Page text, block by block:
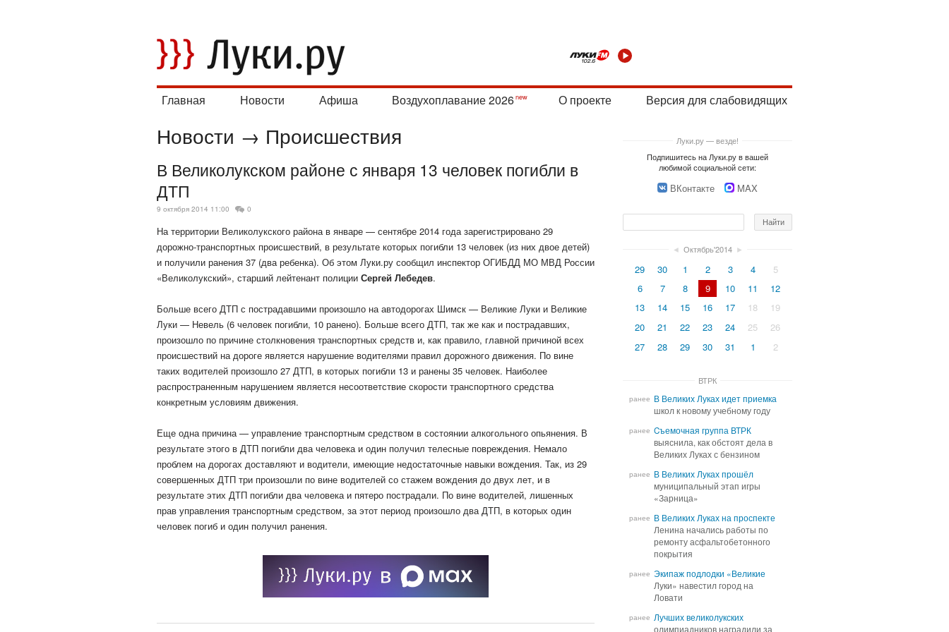
Главная Новости Афиша Воздухоплавание 2026 О проекте Версия для слабовидящих
Новости → Происшествия
В Великолукском районе с января 13 человек погибли в
ДТП
9 октября 2014 11:00 0
На территории Великолукского района в январе — сентябре 2014 года зарегистрировано 29
дорожно-транспортных происшествий, в результате которых погибли 13 человек (из них двое детей)
и получили ранения 37 (два ребенка). Об этом Луки.ру сообщил инспектор ОГИБДД МО МВД России
«Великолукский», старший лейтенант полиции Сергей Лебедев.
Больше всего ДТП с пострадавшими произошло на автодорогах Шимск — Великие Луки и Великие
Луки — Невель (6 человек погибли, 10 ранено). Больше всего ДТП, так же как и пострадавших,
произошло по причине столкновения транспортных средств и, как правило, главной причиной всех
происшествий на дороге является нарушение водителями правил дорожного движения. По вине
таких водителей произошло 27 ДТП, в которых погибли 13 и ранены 35 человек. Наиболее
распространенным нарушением является несоответствие скорости транспортного средства
конкретным условиям движения.
Еще одна причина — управление транспортным средством в состоянии алкогольного опьянения. В
результате этого в ДТП погибли два человека и один получил телесные повреждения. Немало
проблем на дорогах доставляют и водители, имеющие недостаточные навыки вождения. Так, из 29
совершенных ДТП три произошли по вине водителей со стажем вождения до двух лет, и в
результате этих ДТП погибли два человека и пятеро пострадали. По вине водителей, лишенных
прав управления транспортным средством, за этот период произошло два ДТП, в которых один
человек погиб и один получил ранения.
Луки.ру — везде!
Подпишитесь на Луки.ру в вашей
любимой социальной сети:
ВКонтакте MAX
◄ Октябрь'2014 ►
29 30 1 2 3 4
5
6
7 8 9 10 11
12
13
14 15 16 17 18
19
20
21 22 23 24 25
26
27
28 29 30 31 1 2
ВТРК
ранее В Великих Луках идет приемка
школ к новому учебному году
В Великих Луках идет приемка
школ к новому учебному году
ранее Cъемочная группа ВТРК
выяснила, как обстоят дела в
Великих Луках с бензином
Cъемочная группа ВТРК
выяснила, как обстоят дела в
Великих Луках с бензином
ранее В Великих Луках прошёл
муниципальный этап игры
«Зарница»
В Великих Луках прошёл
муниципальный этап игры
«Зарница»
ранее В Великих Луках на проспекте
Ленина начались работы по
ремонту асфальтобетонного
покрытия
В Великих Луках на проспекте
Ленина начались работы по
ремонту асфальтобетонного
покрытия
ранее Экипаж подлодки «Великие
Луки» навестил город на
Ловати
Экипаж подлодки «Великие
Луки» навестил город на
Ловати
ранее Лучших великолукских
олимпиадников наградили за
Лучших великолукских
олимпиадников наградили за